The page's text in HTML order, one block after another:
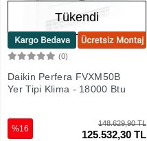
Tükendi
(0)
Daikin Perfera FVXM50B
Yer Tipi Klima - 18000 Btu
148.629,90 TL
125.532,30 TL
%16